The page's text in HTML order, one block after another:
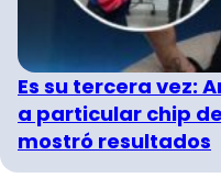
Es su tercera vez:
a particular chip
mostró resultados